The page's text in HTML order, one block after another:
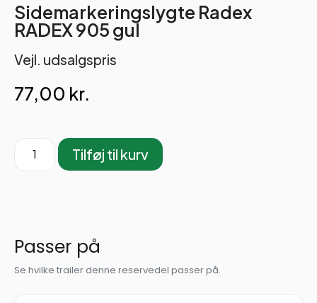
Sidemarkeringslygte Radex
RADEX 905 gul
Vejl. udsalgspris
77,00 kr.
Tilføj til kurv
Passer på
Se hvilke trailer denne reservedel passer på.